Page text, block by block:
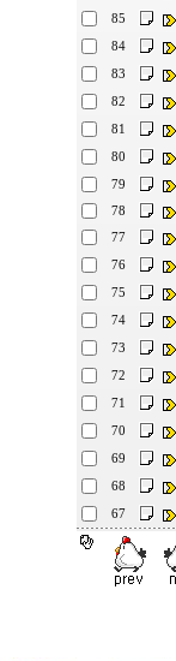
85
84
83
82
81
80
79
78
77
76
75
74
73
72
71
70
69
68
67